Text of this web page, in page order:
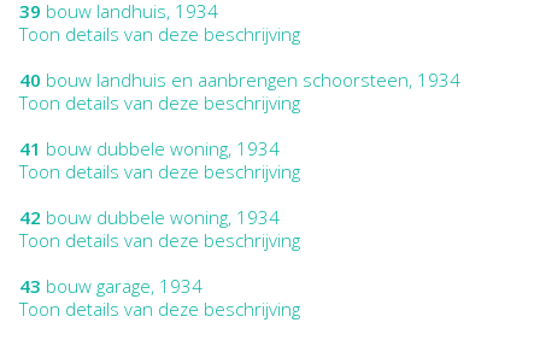
39 bouw landhuis, 1934
Toon details van deze beschrijving
40 bouw landhuis en aanbrengen schoorsteen, 1934
Toon details van deze beschrijving
41 bouw dubbele woning, 1934
Toon details van deze beschrijving
42 bouw dubbele woning, 1934
Toon details van deze beschrijving
43 bouw garage, 1934
Toon details van deze beschrijving